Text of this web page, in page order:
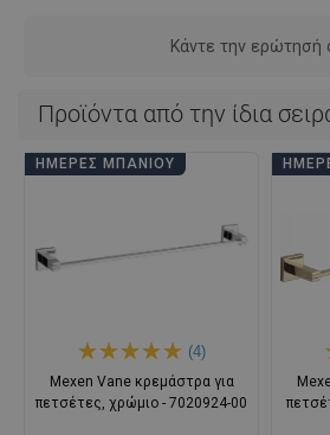
Κάντε την ερώτησή
Προϊόντα από την ίδια
ΗΜΈΡΕΣ ΜΠΆΝΙΟΥ
(4)
Mexen Vane κρεμάστρα για
πετσέτες, χρώμιο - 7020924-00